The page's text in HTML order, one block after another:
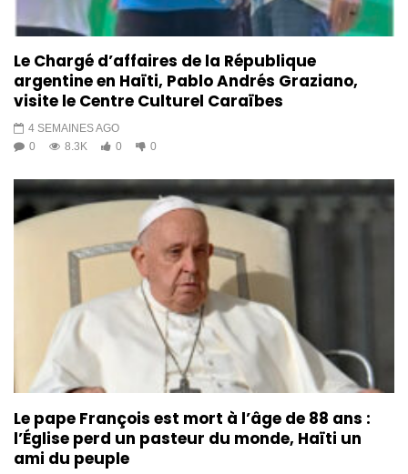
Le Chargé d’affaires de la République
argentine en Haïti, Pablo Andrés Graziano,
visite le Centre Culturel Caraïbes
4 SEMAINES AGO
0
8.3K 0 0
Le pape François est mort à l’âge de 88 ans :
l’Église perd un pasteur du monde, Haïti un
ami du peuple